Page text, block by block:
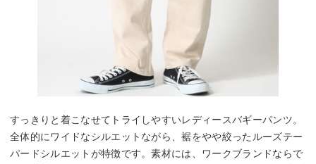
すっきりと着こなせてトライしやすいレディースバギーパンツ。
全体的にワイドなシルエットながら、裾をやや絞ったルーズテー
パードシルエットが特徴です。素材には、ワークブランドならで